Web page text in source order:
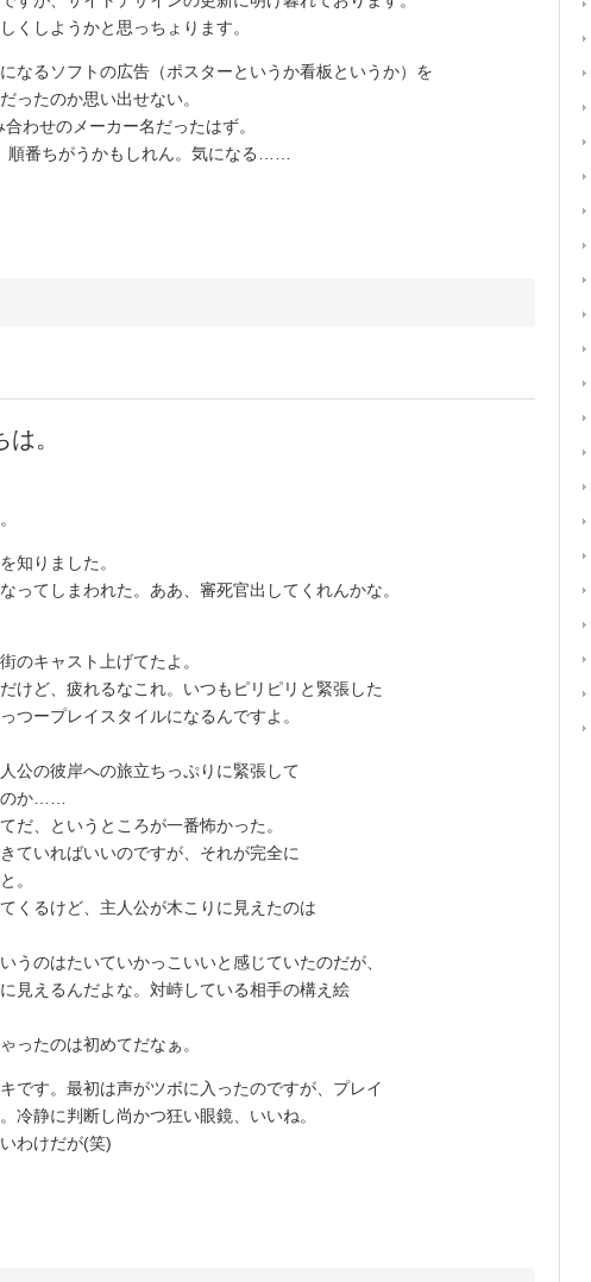
くしようかと思っちょります。
なるソフトの広告（ポスターというか看板というか）を
ったのか思い出せない。
わせのメーカー名だったはず。
順番ちがうかもしれん。気になる……
。
知りました。
ってしまわれた。ああ、審死官出してくれんかな。
のキャスト上げてたよ。
けど、疲れるなこれ。いつもピリピリと緊張した
つープレイスタイルになるんですよ。
公の彼岸への旅立ちっぷりに緊張して
のか……
、というところが一番怖かった。
ていればいいのですが、それが完全に
。
くるけど、主人公が木こりに見えたのは
のはたいていかっこいいと感じていたのだが、
見えるんだよな。対峙している相手の構え絵
ったのは初めてだなぁ。
です。最初は声がツボに入ったのですが、プレイ
冷静に判断し尚かつ狂い眼鏡、いいね。
わけだが(笑)